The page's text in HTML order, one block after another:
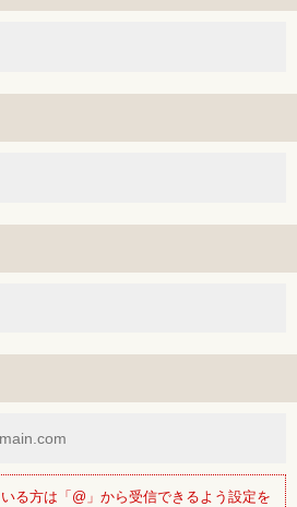
る方は「@」から受信できるよう設定を